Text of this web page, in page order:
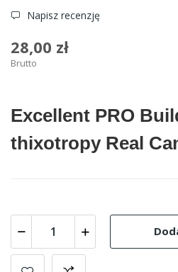
Napisz recenzję
28,00 zł
Brutto
Excellent PRO
thixotropy Real